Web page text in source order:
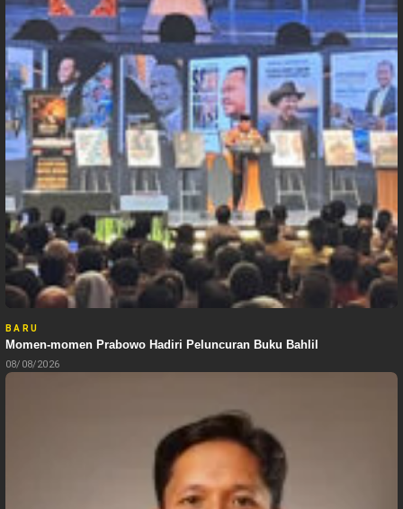
BARU
Momen-momen Prabowo Hadiri Peluncuran Buku Bahlil
08/08/2026